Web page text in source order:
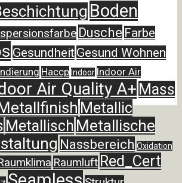
Boden
Dusche Farbe
Gesundheit Gesund Wohnen
Haccp Indoor Indoor Air
Air Quality A+ Mass
Metallic
Metallisch Metallische
Nassbereich Oxidation
Raumluft Red_Cert